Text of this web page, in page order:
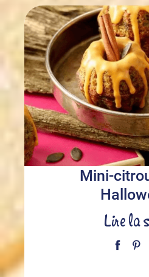
Mini-
Lire la